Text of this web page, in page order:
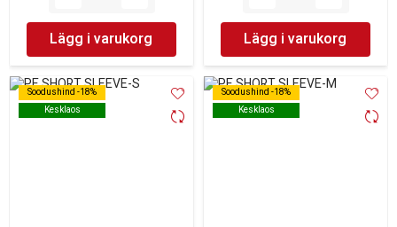
Lägg i varukorg Lägg i varukorg
Soodushind -18%
Kesklaos
Soodushind -18%
Kesklaos
Soodushind -18%
Kesklaos
Soodushind -18%
Kesklaos